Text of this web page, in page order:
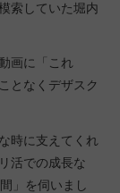
索していた堀内
画に「これ
となくデザスク
時に支えてくれ
活での成長な
」を伺いまし